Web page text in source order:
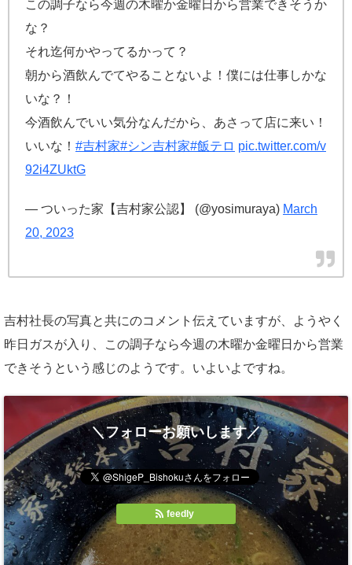
この調子なら今週の木曜か金曜日から営業できそうか
な？
それ迄何かやってるかって？
朝から酒飲んでてやることないよ！僕には仕事しかな
いな？！
今酒飲んでいい気分なんだから、あさって店に来い！
いいな！ #吉村家#シン吉村家#飯テロ pic.twitter.com/v
92i4ZUktG
— ついった家【吉村家公認】 (@yosimuraya) March
20, 2023
吉村社長の写真と共にのコメント伝えていますが、ようやく
昨日ガスが入り、この調子なら今週の木曜か金曜日から営業
できそうという感じのようです。いよいよですね。
＼フォローお願いします／
feedly